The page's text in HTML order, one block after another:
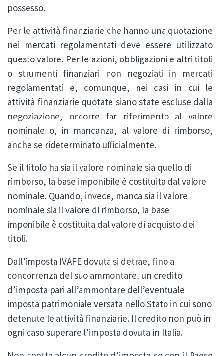
possesso.
Per le attività finanziarie che hanno una quotazione
nei mercati regolamentati deve essere utilizzato
questo valore. Per le azioni, obbligazioni e altri titoli
o strumenti finanziari non negoziati in mercati
regolamentati e, comunque, nei casi in cui le
attività finanziarie quotate siano state escluse dalla
negoziazione, occorre far riferimento al valore
nominale o, in mancanza, al valore di rimborso,
anche se rideterminato ufficialmente.
Se il titolo ha sia il valore nominale sia quello di
rimborso, la base imponibile è costituita dal valore
nominale. Quando, invece, manca sia il valore
nominale sia il valore di rimborso, la base
imponibile è costituita dal valore di acquisto dei
titoli.
Dall’imposta IVAFE dovuta si detrae, fino a
concorrenza del suo ammontare, un credito
d’imposta pari all’ammontare dell’eventuale
imposta patrimoniale versata nello Stato in cui sono
detenute le attività finanziarie. Il credito non può in
ogni caso superare l’imposta dovuta in Italia.